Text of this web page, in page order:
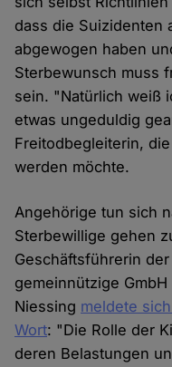
dass die Suizidenten
abgewogen haben
Sterbewunsch muss
sein. "Natürlich weiß
etwas ungeduldig
Freitodbegleiterin,
werden möchte.
Angehörige tun sich
Sterbewillige gehen
Geschäftsführerin
gemeinnützige
Niessing meldete
Wort: "Die Rolle der
deren Belastungen